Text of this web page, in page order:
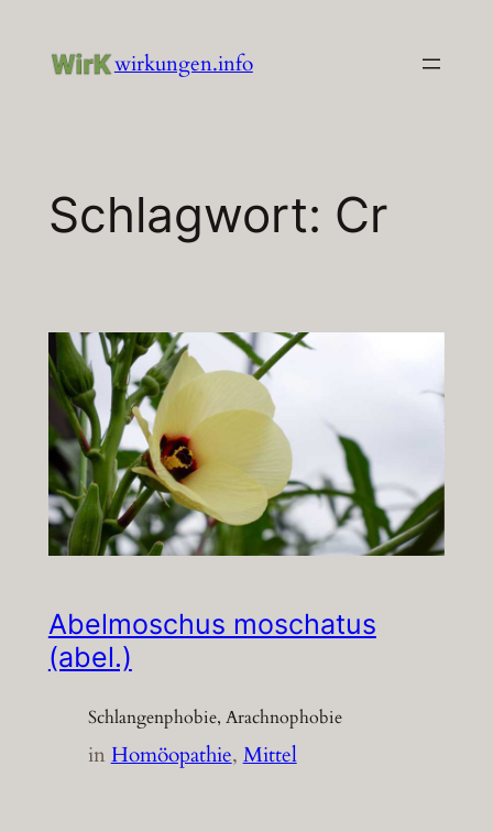
Inhalt
wirkungen.info
Schlagwort: Cr
Abelmoschus moschatus
(abel.)
Schlangenphobie, Arachnophobie
inHomöopathie, Mittel